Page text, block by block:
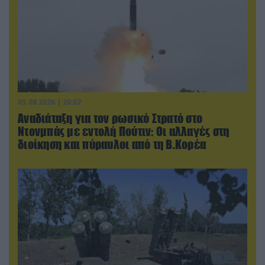
05.08.2026 | 20:02
Αναδιάταξη για τον ρωσικό Στρατό στο
Ντονμπάς με εντολή Πούτιν: Οι αλλαγές στη
διοίκηση και πύραυλοι από τη Β.Κορέα